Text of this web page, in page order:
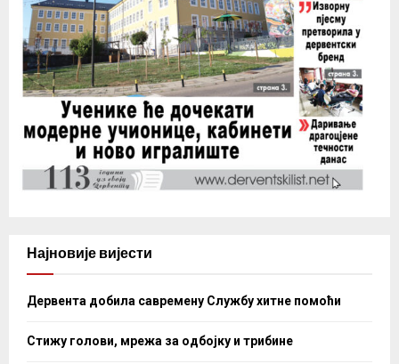
Најновије вијести
Дервента добила савремену Службу хитне помоћи
Стижу голови, мрежа за одбојку и трибине